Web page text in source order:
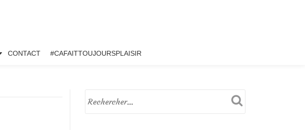
CONTACT #CAFAITTOUJOURSPLAISIR